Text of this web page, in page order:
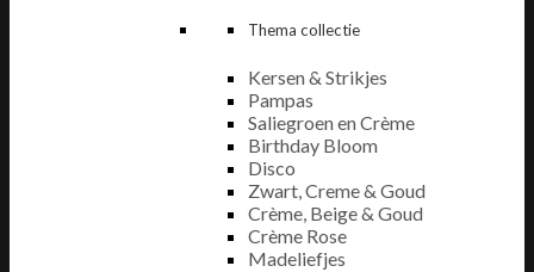
Thema collectie
Kersen & Strikjes
Pampas
Saliegroen en Crème
Birthday Bloom
Disco
Zwart, Creme & Goud
Crème, Beige & Goud
Crème Rose
Madeliefjes